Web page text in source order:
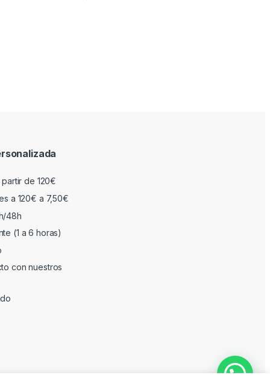
de 120€
a 120€ a 7,50€
48h
(1 a 6 horas)
con nuestros